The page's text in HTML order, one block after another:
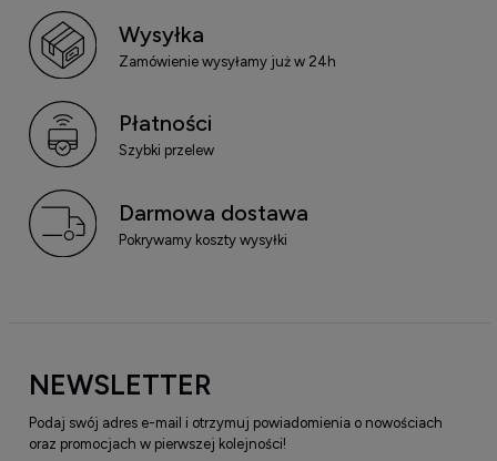
Wysyłka
Zamówienie wysyłamy już w 24h
Płatności
Szybki przelew
Darmowa dostawa
Pokrywamy koszty wysyłki
NEWSLETTER
Podaj swój adres e-mail i otrzymuj powiadomienia o nowościach
oraz promocjach w pierwszej kolejności!